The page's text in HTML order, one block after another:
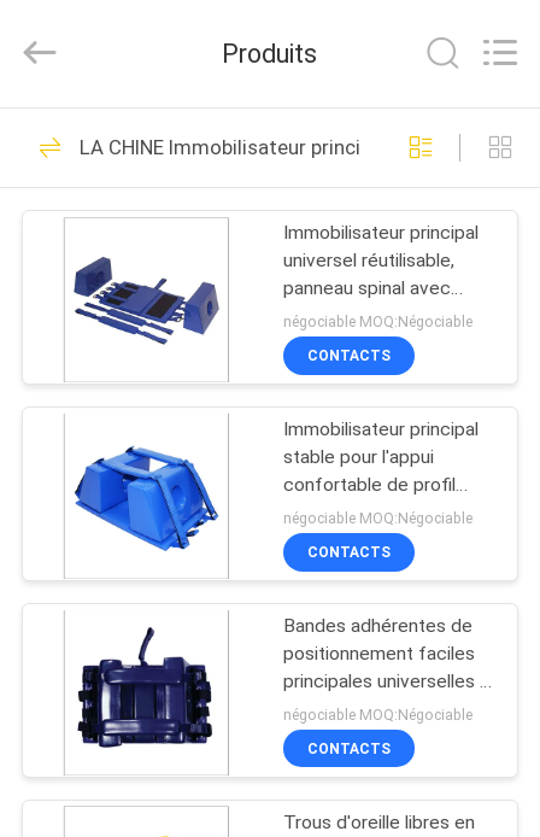
MAISON
PRODUITS
PROPOS
NOUS
DE
CONTRÔLE
LA
SolidFloat
Industries
Rights
Flotteurs de piscine
de mousse
43
Tapis de flottement
de piscine de
mousse
32
Nouilles de piscine
de mousse
43
Produits
LA CHINE Immobilisateur principal universel
Immobilisateur principal
universel réutilisable,
panneau spinal avec
l'immobilisateur principal
négociable MOQ:Négociable
CONTACTS
Immobilisateur principal
stable pour l'appui
confortable de profil
anatomique de panneau
arrière
négociable MOQ:Négociable
CONTACTS
Bandes adhérentes de
positionnement faciles
principales universelles à
haute densité d'individu
d'immobilisateur
négociable MOQ:Négociable
CONTACTS
Trous d'oreille libres en